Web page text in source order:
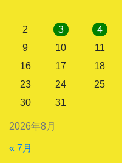
2026年8月
2
3 4
9
10 11
16
17 18
23
24 25
30
31
« 7月